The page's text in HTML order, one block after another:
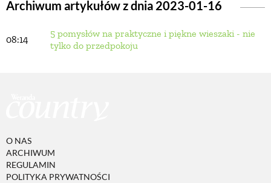
Archiwum artykułów z dnia 2023-01-16
08:14
5 pomysłów na praktyczne i piękne wieszaki - nie
tylko do przedpokoju
O NAS
ARCHIWUM
REGULAMIN
POLITYKA PRYWATNOŚCI
BUDUJEMY DOM